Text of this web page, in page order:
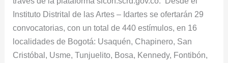
Instituto Distrital de las Artes – Idartes se ofertarán 29
convocatorias, con un total de 440 estímulos, en 16
localidades de Bogotá: Usaquén, Chapinero, San
Cristóbal, Usme, Tunjuelito, Bosa, Kennedy, Fontibón,